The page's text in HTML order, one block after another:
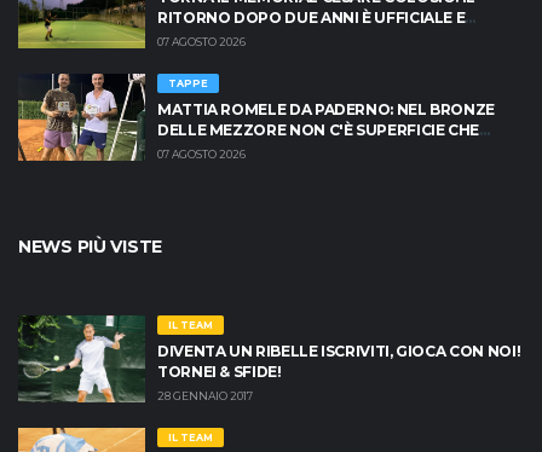
RITORNO DOPO DUE ANNI È UFFICIALE E
BRESCIA È PRONTA AD INFIAMMARSI!
07 AGOSTO 2026
TAPPE
MATTIA ROMELE DA PADERNO: NEL BRONZE
DELLE MEZZORE NON C'È SUPERFICIE CHE
TENGA
07 AGOSTO 2026
NEWS PIÙ VISTE
IL TEAM
DIVENTA UN RIBELLE ISCRIVITI, GIOCA CON NOI!
TORNEI & SFIDE!
28 GENNAIO 2017
IL TEAM